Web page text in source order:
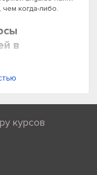
когда-либо.
в
особенно
школы, которым
или
курсов